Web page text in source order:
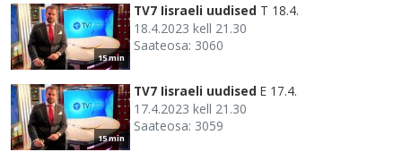
15 min
TV7 Iisraeli uudised T 18.4.
18.4.2023 kell 21.30
Saateosa: 3060
15 min
TV7 Iisraeli uudised E 17.4.
17.4.2023 kell 21.30
Saateosa: 3059